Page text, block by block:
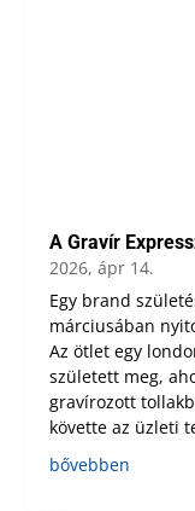
A Gravír
2026, ápr 14.
Egy brand
márciusában
Az ötlet egy
született meg,
gravírozott
követte az üzleti
bővebben